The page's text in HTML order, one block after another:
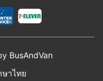
BusAndVan
ษาไทย